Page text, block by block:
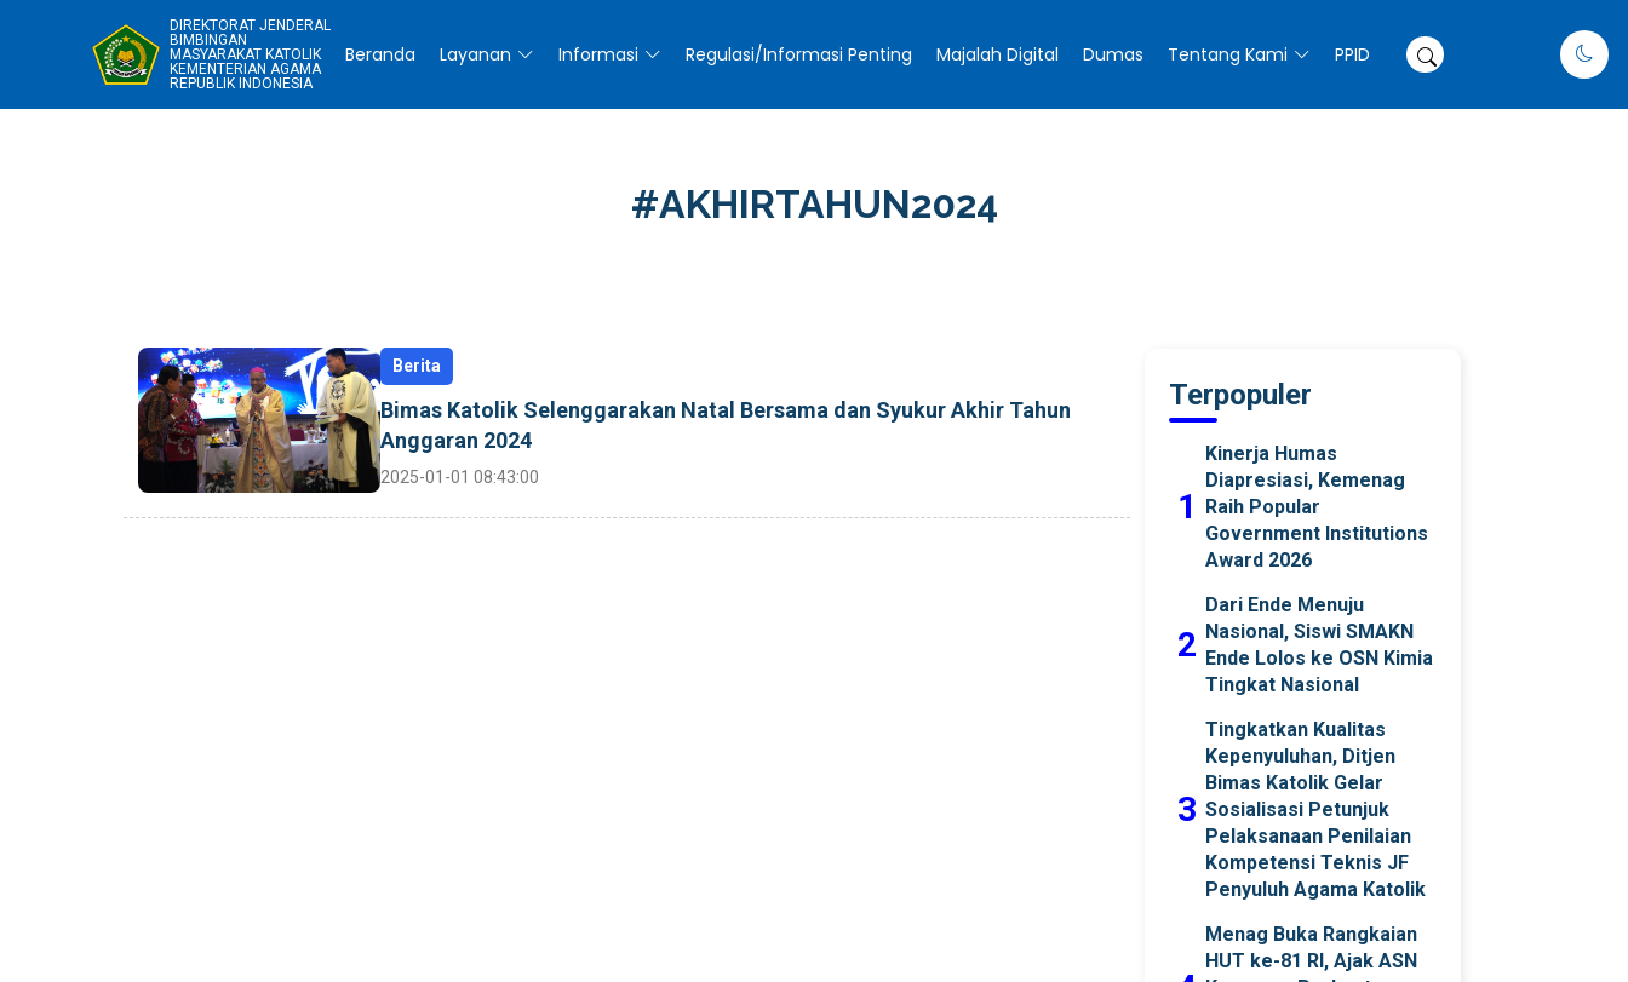
DIREKTORAT JENDERAL
BIMBINGAN
MASYARAKAT KATOLIK
KEMENTERIAN AGAMA
REPUBLIK INDONESIA
Beranda Layanan Informasi Regulasi/Informasi Penting Majalah Digital Dumas Tentang Kami PPID
#AKHIRTAHUN2024
Berita
Bimas Katolik Selenggarakan Natal Bersama dan Syukur Akhir Tahun
Anggaran 2024
2025-01-01 08:43:00
Terpopuler
1
Kinerja Humas
Diapresiasi, Kemenag
Raih Popular
Government Institutions
Award 2026
2
Dari Ende Menuju
Nasional, Siswi SMAKN
Ende Lolos ke OSN Kimia
Tingkat Nasional
3
Tingkatkan Kualitas
Kepenyuluhan, Ditjen
Bimas Katolik Gelar
Sosialisasi Petunjuk
Pelaksanaan Penilaian
Kompetensi Teknis JF
Penyuluh Agama Katolik
Menag Buka Rangkaian
HUT ke-81 RI, Ajak ASN